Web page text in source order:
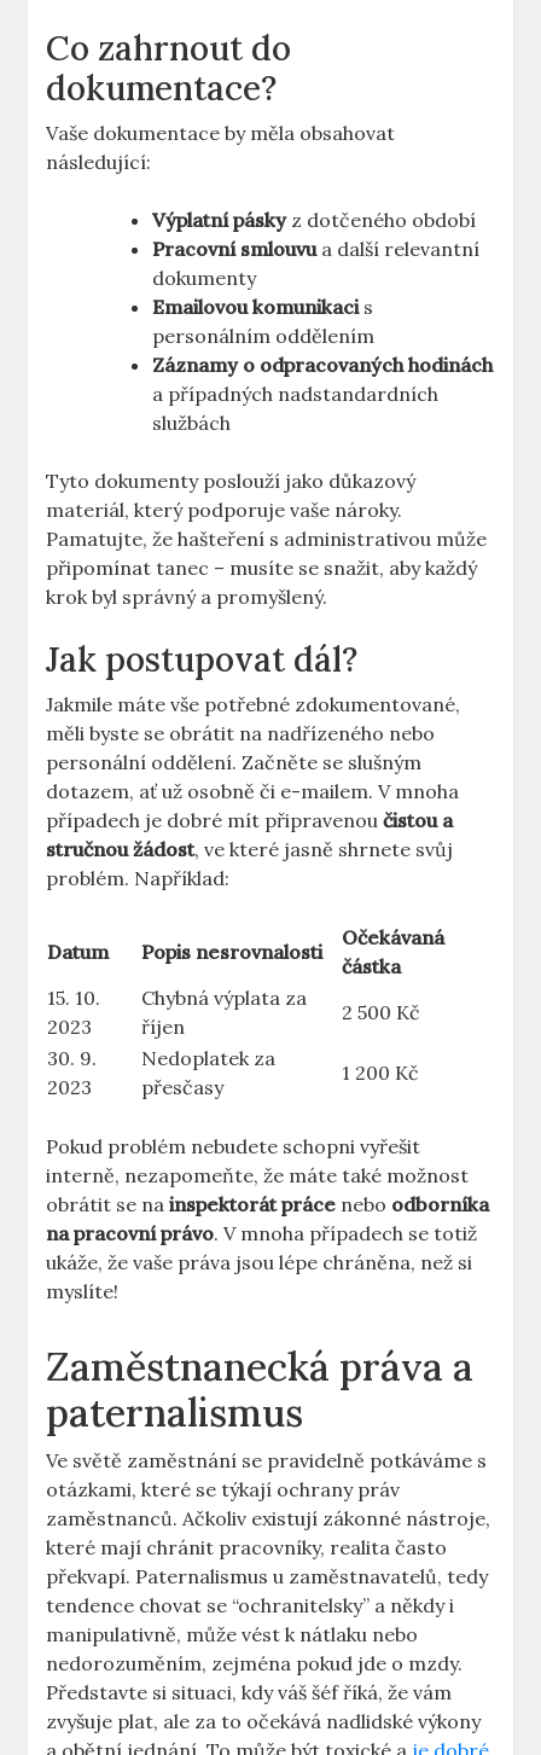
Co zahrnout do
dokumentace?
Vaše dokumentace by měla obsahovat
následující:
Výplatní páskyz dotčeného období
Pracovní smlouvua další relevantní
dokumenty
Emailovou komunikacis
personálním oddělením
Záznamy o odpracovaných hodinách
a případných nadstandardních
službách
Tyto dokumenty poslouží jako důkazový
materiál, který podporuje vaše nároky.
Pamatujte, že hašteření s administrativou může
připomínat tanec – musíte se snažit, aby každý
krok byl správný a promyšlený.
Jak postupovat dál?
Jakmile máte vše potřebné zdokumentované,
měli byste se obrátit na nadřízeného nebo
personální oddělení. Začněte se slušným
dotazem, ať už osobně či e-mailem. V mnoha
případech je dobré mít připravenoučistou a
stručnou žádost, ve které jasně shrnete svůj
problém. Například:
Datum Popis nesrovnalosti
Očekávaná
částka
15. 10.
2023
Chybná výplata za
říjen
2 500 Kč
30. 9.
2023
Nedoplatek za
přesčasy
1 200 Kč
Pokud problém nebudete schopni vyřešit
interně, nezapomeňte, že máte také možnost
obrátit se nainspektorát práce nebo odborníka
na pracovní právo. V mnoha případech se totiž
ukáže, že vaše práva jsou lépe chráněna, než si
myslíte!
Zaměstnanecká práva a
paternalismus
Ve světě zaměstnání se pravidelně potkáváme s
otázkami, které se týkají ochrany práv
zaměstnanců. Ačkoliv existují zákonné nástroje,
které mají chránit pracovníky, realita často
překvapí. Paternalismus u zaměstnavatelů, tedy
tendence chovat se “ochranitelsky” a někdy i
manipulativně, může vést k nátlaku nebo
nedorozuměním, zejména pokud jde o mzdy.
Představte si situaci, kdy váš šéf říká, že vám
zvyšuje plat, ale za to očekává nadlidské výkony